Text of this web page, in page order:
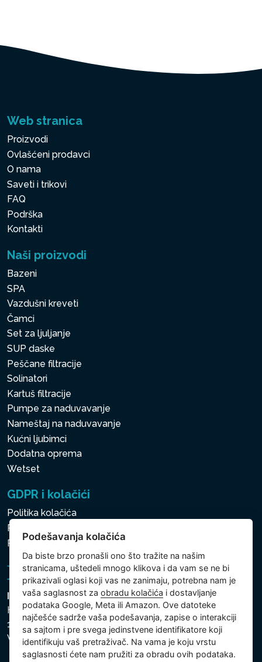
MLAZNICE
ojačane poliesterske mreže.
Sve ovo obezbeđuje
SLANU VODU
služe za prečišćavanje i
održavanje vode svežom i
čistom. Jedan sprečava
nastanak kamenca, a drugi
proizvodi prirodni hlor
zahvaljujući sistemu slane
vode. Ova kombinacija
Web stranica
Proizvodi
Ovlašćeni prodavci
O nama
Saveti i trikovi
FAQ
Podrška
Kontakti
Naši proizvodi
Bazeni
SPA
Vazdušni kreveti
Čamci
Set za ljuljanje
SUP daske
Peščane filtracije
Solinatori
Kartuš filtracije
Pumpe za naduvavanje
Nameštaj na naduvavanje
Kućni ljubimci
Dodatna oprema
Wetset
GDPR i kolačići
Politika kolačića
Politika zaštite ličnih i drugih obrađivanih podataka
Podešavanja kolačića
Intex Trading, s.r.o.
Hradecká 2526/3
130 00 Praha 3
Vinohrady - Česká republika
Podešavanja kolačića
Da biste brzo pronašli ono što tražite na našim
stranicama, uštedeli mnogo klikova i da vam se ne bi
prikazivali oglasi koji vas ne zanimaju, potrebna nam je
vaša saglasnost zaobradu kolačića i dostavljanje
podataka Google, Meta ili Amazon. Ove datoteke
najčešće sadrže vaša podešavanja, zapise o interakciji
sa sajtom i pre svega jedinstvene identifikatore koji
identifikuju vaš pretraživač. Na vama je koju vrstu
saglasnosti ćete nam pružiti za obradu ovih podataka.